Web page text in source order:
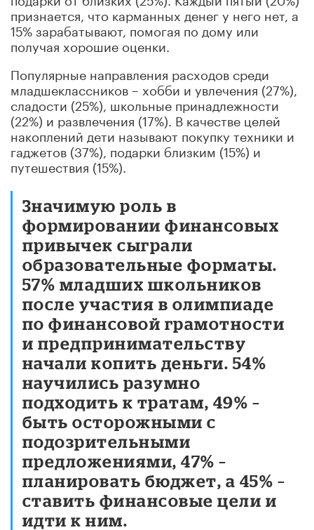
признается, что карманных денег у него нет, а
15% зарабатывают, помогая по дому или
получая хорошие оценки.
Популярные направления расходов среди
младшеклассников – хобби и увлечения (27%),
сладости (25%), школьные принадлежности
(22%) и развлечения (17%). В качестве целей
накоплений дети называют покупку техники и
гаджетов (37%), подарки близким (15%) и
путешествия (15%).
Значимую роль в
формировании финансовых
привычек сыграли
образовательные форматы.
57% младших школьников
после участия в олимпиаде
по финансовой грамотности
и предпринимательству
начали копить деньги. 54%
научились разумно
подходить к тратам, 49% –
быть осторожными с
подозрительными
предложениями, 47% –
планировать бюджет, а 45% –
ставить финансовые цели и
идти к ним.